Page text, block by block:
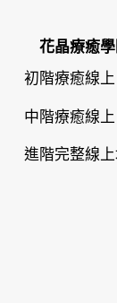
花晶療癒
初階療癒線
中階療癒線
進階完整線